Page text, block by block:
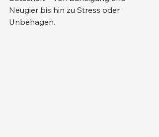
Neugier bis hin zu Stress oder
Unbehagen.